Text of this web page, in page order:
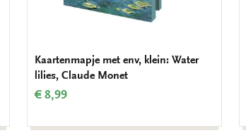
Kaartenmapje met env, klein: Water
lilies, Claude Monet
€ 8,99